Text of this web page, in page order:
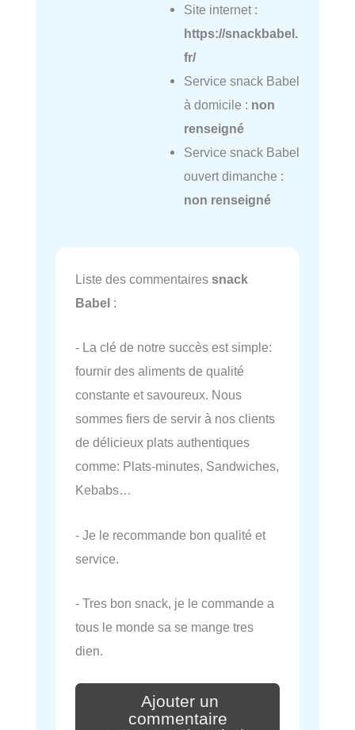
Site internet :
https://snackbabel.
fr/
Service snack Babel
à domicile : non
renseigné
Service snack Babel
ouvert dimanche :
non renseigné
Liste des commentaires snack
Babel :
- La clé de notre succès est simple:
fournir des aliments de qualité
constante et savoureux. Nous
sommes fiers de servir à nos clients
de délicieux plats authentiques
comme: Plats-minutes, Sandwiches,
Kebabs…
- Je le recommande bon qualité et
service.
- Tres bon snack, je le commande a
tous le monde sa se mange tres
dien.
Ajouter un
commentaire